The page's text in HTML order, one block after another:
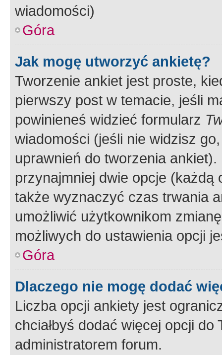
wiadomości)
Góra
Jak mogę utworzyć ankietę?
Tworzenie ankiet jest proste,
pierwszy post w temacie, jeśli
powinieneś widzieć formularz
wiadomości (jeśli nie widzisz
uprawnień do tworzenia
przynajmniej dwie opcje
także wyznaczyć czas trwania
umożliwić użytkownikom
możliwych do ustawienia opcji
Góra
Dlaczego nie mogę dodać
Liczba opcji ankiety jest
chciałbyś dodać więcej opcji
administratorem forum.